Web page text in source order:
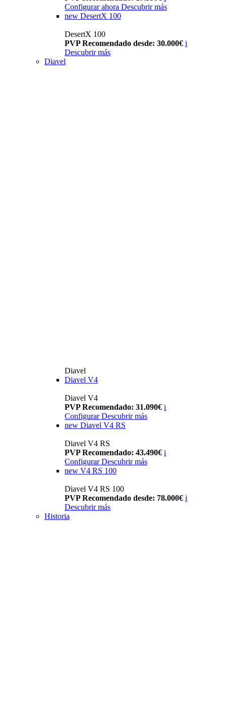
Configurar ahora Descubrir más
new DesertX 100
DesertX 100
PVP Recomendado desde: 30.000€ i
Descubrir más
Diavel
Diavel
Diavel V4
Diavel V4
PVP Recomendado: 31.090€ i
Configurar Descubrir más
new Diavel V4 RS
Diavel V4 RS
PVP Recomendado: 43.490€ i
Configurar Descubrir más
new V4 RS 100
Diavel V4 RS 100
PVP Recomendado desde: 78.000€ i
Descubrir más
Historia